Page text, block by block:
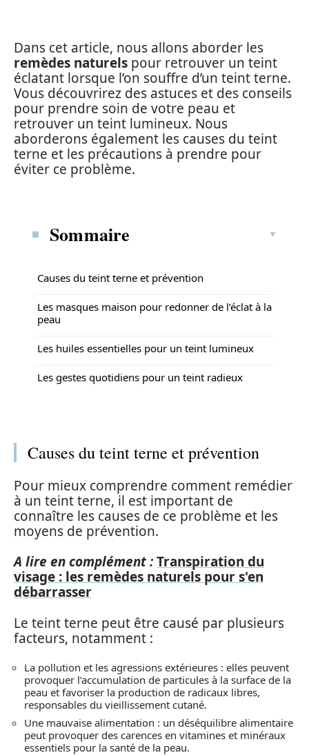
Dans cet article, nous allons aborder les
remèdes naturels pour retrouver un teint
éclatant lorsque l’on souffre d’un teint terne.
Vous découvrirez des astuces et des conseils
pour prendre soin de votre peau et
retrouver un teint lumineux. Nous
aborderons également les causes du teint
terne et les précautions à prendre pour
éviter ce problème.
Sommaire
Causes du teint terne et prévention
Les masques maison pour redonner de l’éclat à la
peau
Les huiles essentielles pour un teint lumineux
Les gestes quotidiens pour un teint radieux
Causes du teint terne et prévention
Pour mieux comprendre comment remédier
à un teint terne, il est important de
connaître les causes de ce problème et les
moyens de prévention.
A lire en complément :Transpiration du
visage : les remèdes naturels pour s'en
débarrasser
Le teint terne peut être causé par plusieurs
facteurs, notamment :
La pollution et les agressions extérieures : elles peuvent
provoquer l’accumulation de particules à la surface de la
peau et favoriser la production de radicaux libres,
responsables du vieillissement cutané.
Une mauvaise alimentation : un déséquilibre alimentaire
peut provoquer des carences en vitamines et minéraux
essentiels pour la santé de la peau.